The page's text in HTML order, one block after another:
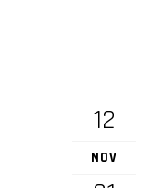
12
NOV